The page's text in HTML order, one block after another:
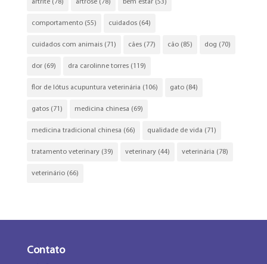
artrite(78) artrose(78) bem estar(53)
comportamento(55) cuidados(64)
cuidados com animais(71) cães(77) cão(85) dog (70)
dor(69) dra carolinne torres(119)
flor de lótus acupuntura veterinária (106) gato(84)
gatos(71) medicina chinesa (69)
medicina tradicional chinesa (66) qualidade de vida (71)
tratamento veterinary(39) veterinary(44) veterinária (78)
veterinário(66)
Contato